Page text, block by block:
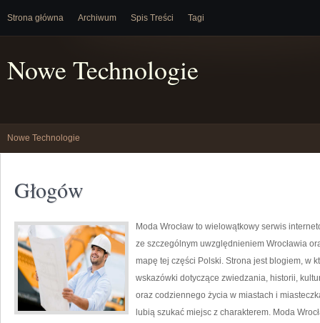
Strona główna Archiwum Spis Treści Tagi
Nowe Technologie
Nowe Technologie
Głogów
Moda Wrocław to wielowątkowy serwis
ze szczególnym uwzględnieniem Wrocławia
mapę tej części Polski. Strona jest blogiem, w
wskazówki dotyczące zwiedzania, historii,
oraz codziennego życia w miastach i
lubią szukać miejsc z charakterem. Moda